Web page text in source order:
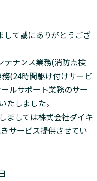
して誠にありがとうござ
テナンス業務(消防点検
(24時間駆け付けサービ
ルサポート業務のサー
たしました。
ましては株式会社ダイキ
サービス提供させてい